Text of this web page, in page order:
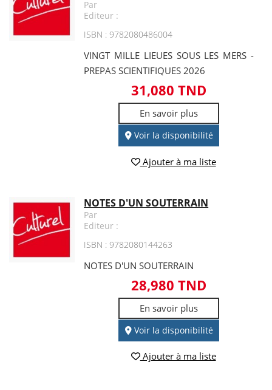
Par
Editeur :
ISBN : 9782080486004
VINGT MILLE LIEUES SOUS LES MERS -
PREPAS SCIENTIFIQUES 2026
31,080 TND
En savoir plus
Voir la disponibilité
Ajouter à ma liste
NOTES D'UN SOUTERRAIN
Par
Editeur :
ISBN : 9782080144263
NOTES D'UN SOUTERRAIN
28,980 TND
En savoir plus
Voir la disponibilité
Ajouter à ma liste